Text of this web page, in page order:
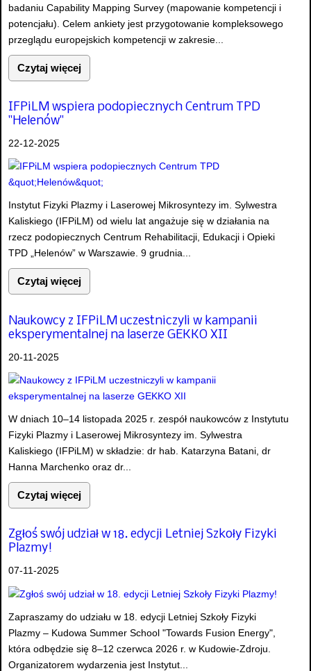
badaniu Capability Mapping Survey (mapowanie kompetencji i
potencjału). Celem ankiety jest przygotowanie kompleksowego
przeglądu europejskich kompetencji w zakresie...
Czytaj więcej
IFPiLM wspiera podopiecznych Centrum TPD
"Helenów"
22-12-2025
Instytut Fizyki Plazmy i Laserowej Mikrosyntezy im. Sylwestra
Kaliskiego (IFPiLM) od wielu lat angażuje się w działania na
rzecz podopiecznych Centrum Rehabilitacji, Edukacji i Opieki
TPD „Helenów” w Warszawie. 9 grudnia...
Czytaj więcej
Naukowcy z IFPiLM uczestniczyli w kampanii
eksperymentalnej na laserze GEKKO XII
20-11-2025
W dniach 10–14 listopada 2025 r. zespół naukowców z Instytutu
Fizyki Plazmy i Laserowej Mikrosyntezy im. Sylwestra
Kaliskiego (IFPiLM) w składzie: dr hab. Katarzyna Batani, dr
Hanna Marchenko oraz dr...
Czytaj więcej
Zgłoś swój udział w 18. edycji Letniej Szkoły Fizyki
Plazmy!
07-11-2025
Zapraszamy do udziału w 18. edycji Letniej Szkoły Fizyki
Plazmy – Kudowa Summer School "Towards Fusion Energy",
która odbędzie się 8–12 czerwca 2026 r. w Kudowie-Zdroju.
Organizatorem wydarzenia jest Instytut...